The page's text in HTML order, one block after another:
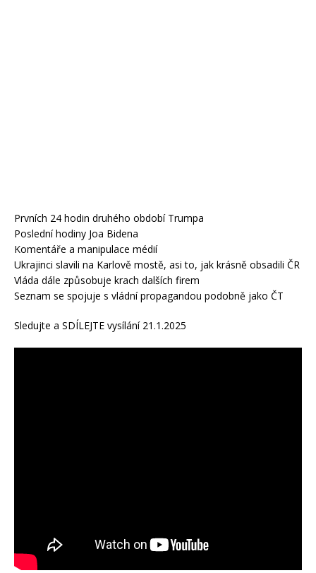
Prvních 24 hodin druhého období Trumpa
Poslední hodiny Joa Bidena
Komentáře a manipulace médií
Ukrajinci slavili na Karlově mostě, asi to, jak krásně obsadili ČR
Vláda dále způsobuje krach dalších firem
Seznam se spojuje s vládní propagandou podobně jako ČT
Sledujte a SDÍLEJTE vysílání 21.1.2025